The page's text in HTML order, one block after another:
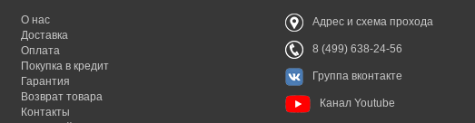
О нас
Доставка
Оплата
Покупка в кредит
Гарантия
Возврат товара
Контакты
Адрес и схема прохода
8 (499) 638-24-56
Группа вконтакте
Канал Youtube